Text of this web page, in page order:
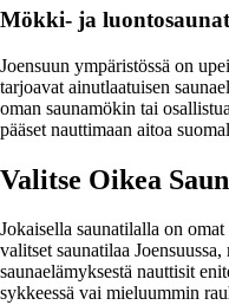
Mökki- ja luontosaunat
Joensuun ympäristössä on
tarjoavat ainutlaatuisen
oman saunamökin tai
pääset nauttimaan aitoa
Valitse Oikea
Jokaisella saunatilalla on
valitset saunatilaa
saunaelämyksestä nauttisit
sykkeessä vai mieluummin